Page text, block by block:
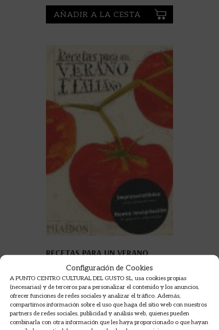
Configuración de Cookies
A PUNTO CENTRO CULTURAL DEL GUSTO SL, usa cookies propias
(necesarias) y de terceros para personalizar el contenido y los anuncios,
ofrecer funciones de redes sociales y analizar el tráfico. Además,
compartimos información sobre el uso que haga del sitio web con nuestros
partners de redes sociales, publicidad y análisis web, quienes pueden
combinarla con otra información que les haya proporcionado o que hayan
AÑADIR A LA CESTA
RECETAS PARA UN VERANO
ITALIANO
AA.VV.
14,95€
AÑADIR A LA CESTA